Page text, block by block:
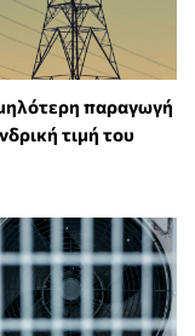
παραγωγή
τιμή του